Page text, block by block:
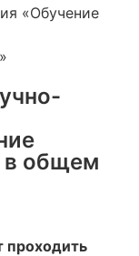
«Обучение
в общем
проходить